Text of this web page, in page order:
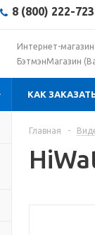
8 (800) 222-
Интернет-магазин
БэтмэнМагазин
КАК
Главная -